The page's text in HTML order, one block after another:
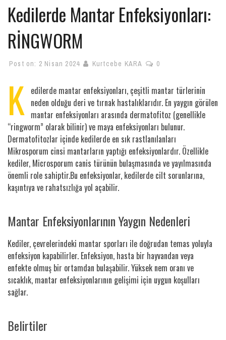
Kedilerde Mantar Enfeksiyonları:
RİNGWORM
Post on: 2 Nisan 2024 Kurtcebe KARA 0
K edilerde mantar enfeksiyonları, çeşitli mantar türlerinin
neden olduğu deri ve tırnak hastalıklarıdır. En yaygın görülen
mantar enfeksiyonları arasında dermatofitoz (genellikle
“ringworm” olarak bilinir) ve maya enfeksiyonları bulunur.
Dermatofitozlar içinde kedilerde en sık rastlanılanları
Mikrosporum cinsi mantarların yaptığı enfeksiyonlardır. Özellikle
kediler, Microsporum canis türünün bulaşmasında ve yayılmasında
önemli role sahiptir.Bu enfeksiyonlar, kedilerde cilt sorunlarına,
kaşıntıya ve rahatsızlığa yol açabilir.
Mantar Enfeksiyonlarının Yaygın Nedenleri
Kediler, çevrelerindeki mantar sporları ile doğrudan temas yoluyla
enfeksiyon kapabilirler. Enfeksiyon, hasta bir hayvandan veya
enfekte olmuş bir ortamdan bulaşabilir. Yüksek nem oranı ve
sıcaklık, mantar enfeksiyonlarının gelişimi için uygun koşulları
sağlar.
Belirtiler